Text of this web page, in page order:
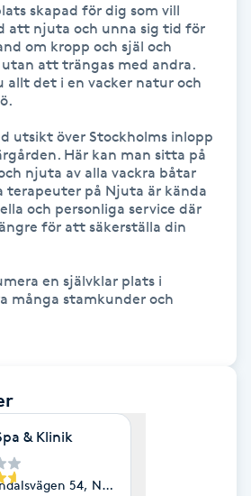
skapad för dig som vill
att njuta och unna sig tid för
om kropp och själ och
att trängas med andra.
allt det i en vacker natur och
utsikt över Stockholms inlopp
Här kan man sitta på
njuta av alla vackra båtar
terapeuter på Njuta är kända
och personliga service där
för att säkerställa din
en självklar plats i
många stamkunder och
& Klinik
54, Nacka Strand